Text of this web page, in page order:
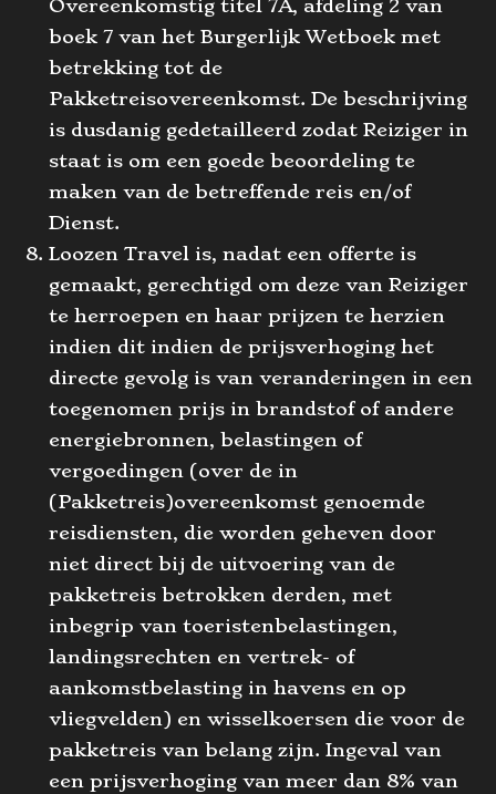
Overeenkomstig titel 7A, afdeling 2 van
boek 7 van het Burgerlijk Wetboek met
betrekking tot de
Pakketreisovereenkomst. De beschrijving
is dusdanig gedetailleerd zodat Reiziger in
staat is om een goede beoordeling te
maken van de betreffende reis en/of
Dienst.
Loozen Travel is, nadat een offerte is
gemaakt, gerechtigd om deze van Reiziger
te herroepen en haar prijzen te herzien
indien dit indien de prijsverhoging het
directe gevolg is van veranderingen in een
toegenomen prijs in brandstof of andere
energiebronnen, belastingen of
vergoedingen (over de in
(Pakketreis)overeenkomst genoemde
reisdiensten, die worden geheven door
niet direct bij de uitvoering van de
pakketreis betrokken derden, met
inbegrip van toeristenbelastingen,
landingsrechten en vertrek- of
aankomstbelasting in havens en op
vliegvelden) en wisselkoersen die voor de
pakketreis van belang zijn. Ingeval van
een prijsverhoging van meer dan 8% van